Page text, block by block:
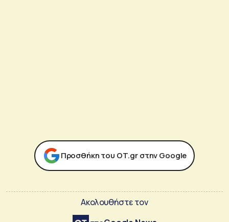
Προσθήκη του ΟΤ.gr στην Google
Ακολουθήστε τον